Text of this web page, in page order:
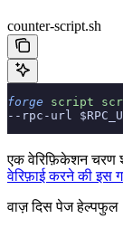
counter-script.sh
forge script
--rpc-url
एक वेरिफ़िकेशन चरण
वेरिफ़ाई करने की इस
वाज़ दिस पेज हेल्पफुल